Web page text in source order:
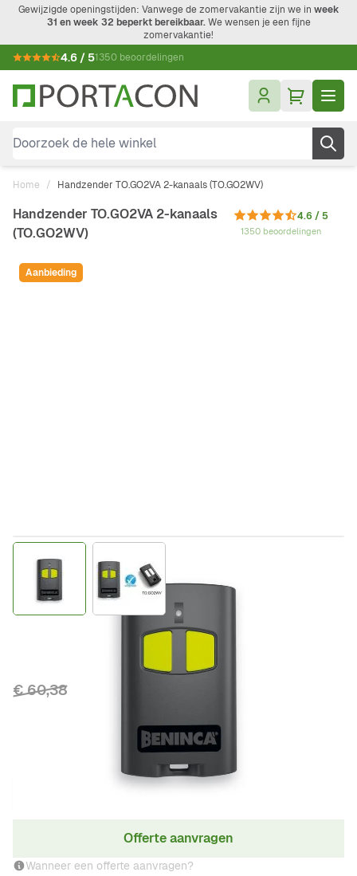
Ga naar de inhoud
Gewijzigde openingstijden: Vanwege de zomervakantie zijn we in week
31 en week 32 beperkt bereikbaar.We wensen je een fijne
zomervakantie!
4.6 / 51350 beoordelingen
Doorzoek de hele winkel
Home / Handzender TO.GO2VA 2-kanaals (TO.GO2WV)
Handzender TO.GO2VA 2-kanaals
(TO.GO2WV)
4.6 / 5
1350 beoordelingen
Aanbieding
9863173 Productgroep E
€ 60,38
Offerte aanvragen
Wanneer een offerte aanvragen?